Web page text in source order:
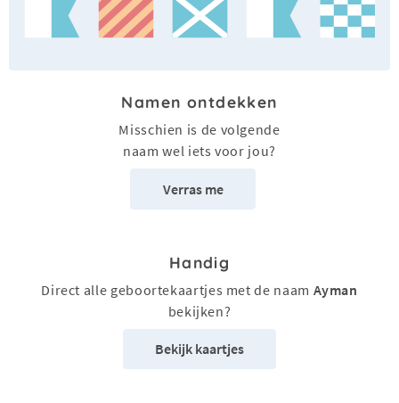
Namen ontdekken
Misschien is de volgende
naam wel iets voor jou?
Verras me
Handig
Direct alle geboortekaartjes met de naam Ayman
bekijken?
Bekijk kaartjes